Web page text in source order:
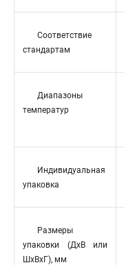
Соответствие
стандартам
Диапазоны
температур
Индивидуальная
упаковка
Размеры
упаковки (ДхВ или
ШхВхГ), мм